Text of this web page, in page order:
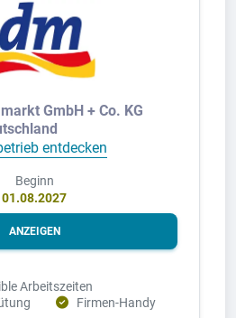
GmbH + Co. KG
entdecken
Beginn
01.08.2027
ANZEIGEN
Arbeitszeiten
Firmen-Handy